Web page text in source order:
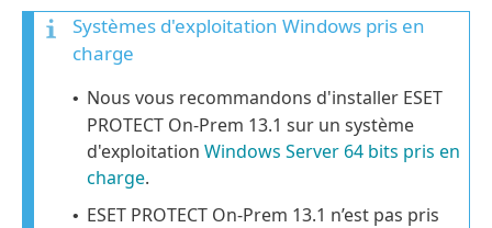
Systèmes d'exploitation Windows pris en
charge
• Nous vous recommandons d'installer ESET
PROTECT On-Prem 13.1 sur un système
d'exploitation Windows Server 64 bits pris en
charge.
• ESET PROTECT On-Prem 13.1 n’est pas pris